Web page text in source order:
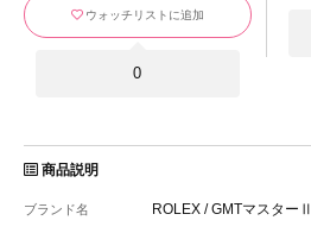
ウォッチリストに追加
0
商品説明
ブランド名 ROLEX / GMTマスターⅡ